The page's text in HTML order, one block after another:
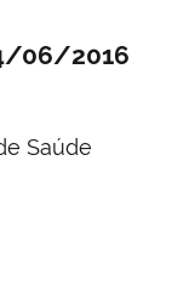
06/2016
Saúde